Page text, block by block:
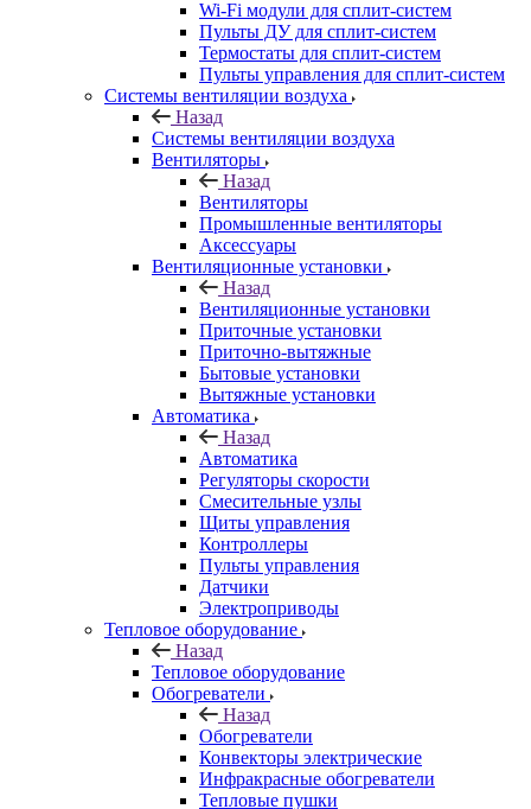
Wi-Fi модули для сплит-систем
Пульты ДУ для сплит-систем
Термостаты для сплит-систем
Пульты управления для сплит-систем
Системы вентиляции воздуха
Назад
Системы вентиляции воздуха
Вентиляторы
Назад
Вентиляторы
Промышленные вентиляторы
Аксессуары
Вентиляционные установки
Назад
Вентиляционные установки
Приточные установки
Приточно-вытяжные
Бытовые установки
Вытяжные установки
Автоматика
Назад
Автоматика
Регуляторы скорости
Смесительные узлы
Щиты управления
Контроллеры
Пульты управления
Датчики
Электроприводы
Тепловое оборудование
Назад
Тепловое оборудование
Обогреватели
Назад
Обогреватели
Конвекторы электрические
Инфракрасные обогреватели
Тепловые пушки